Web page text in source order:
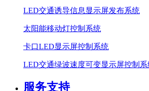
LED交通诱导信息显示屏发布系统
太阳能移动灯控制系统
卡口LED显示屏控制系统
LED交通绿波速度可变显示屏控制系
服务支持